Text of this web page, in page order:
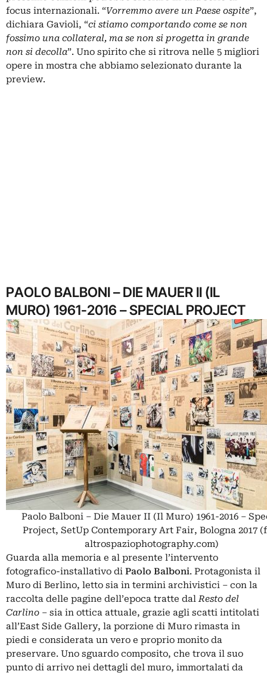
focus internazionali. “Vorremmo avere un Paese ospite”,
dichiara Gavioli, “ci stiamo comportando come se non
fossimo una collateral, ma se non si progetta in grande
non si decolla”. Uno spirito che si ritrova nelle 5 migliori
opere in mostra che abbiamo selezionato durante la
preview.
PAOLO BALBONI – DIE MAUER II (IL
MURO) 1961-2016 – SPECIAL PROJECT
Paolo Balboni – Die Mauer II (Il Muro) 1961-2016 –
Project, SetUp Contemporary Art Fair, Bologna 2017
altrospaziophotography.com)
Guarda alla memoria e al presente l’intervento
fotografico-installativo di Paolo Balboni. Protagonista il
Muro di Berlino, letto sia in termini archivistici – con la
raccolta delle pagine dell’epoca tratte dalResto del
Carlino – sia in ottica attuale, grazie agli scatti intitolati
all’East Side Gallery, la porzione di Muro rimasta in
piedi e considerata un vero e proprio monito da
preservare. Uno sguardo composito, che trova il suo
punto di arrivo nei dettagli del muro, immortalati da